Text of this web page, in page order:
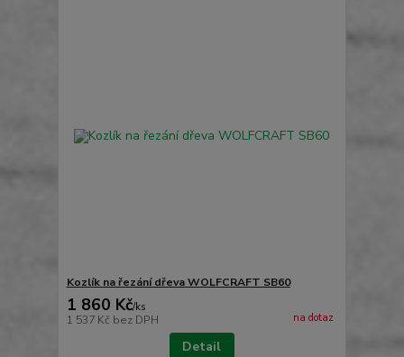
Kozlík na řezání dřeva WOLFCRAFT SB60
1 860 Kč/ks
1 537 Kč bez DPH na dotaz
Detail